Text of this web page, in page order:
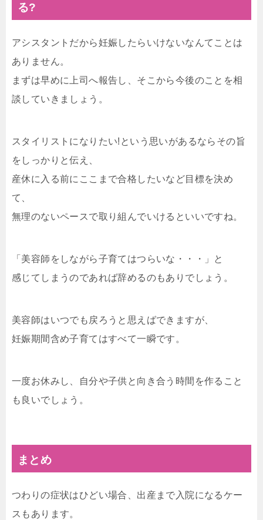
る?
アシスタントだから妊娠したらいけないなんてことは
ありません。
まずは早めに上司へ報告し、そこから今後のことを相
談していきましょう。
スタイリストになりたい! という思いがあるならその旨
をしっかりと伝え、
産休に入る前にここまで合格したいなど目標を決め
て、
無理のないペースで取り組んでいけるといいですね。
「美容師をしながら子育てはつらいな・・・」と
感じてしまうのであれば辞めるのもありでしょう。
美容師はいつでも戻ろうと思えばできますが、
妊娠期間含め子育てはすべて一瞬です。
一度お休みし、自分や子供と向き合う時間を作ること
も良いでしょう。
まとめ
つわりの症状はひどい場合、出産まで入院になるケー
スもあります。